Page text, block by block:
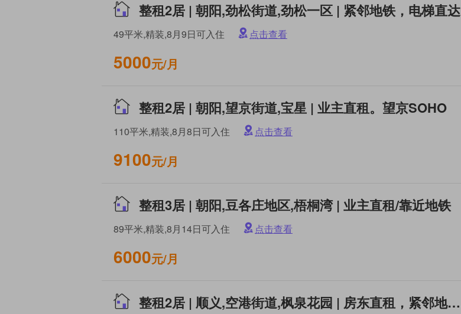
整租2居 | 朝阳,劲松街道,劲松一区 | 紧邻地铁，电梯直达
49平米,精装,8月9日可入住 点击查看
5000元/月
整租2居 | 朝阳,望京街道,宝星 | 业主直租。望京SOHO
110平米,精装,8月8日可入住 点击查看
9100元/月
整租3居 | 朝阳,豆各庄地区,梧桐湾 | 业主直租/靠近地铁
89平米,精装,8月14日可入住 点击查看
6000元/月
整租2居 | 顺义,空港街道,枫泉花园 | 房东直租，紧邻地铁站